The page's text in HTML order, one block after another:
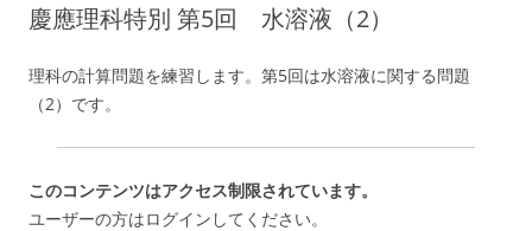
慶應理科特別 第5回 水溶液（2）
理科の計算問題を練習します。第5回は水溶液に関する問題
（2）です。
このコンテンツはアクセス制限されています。
ユーザーの方はログインしてください。